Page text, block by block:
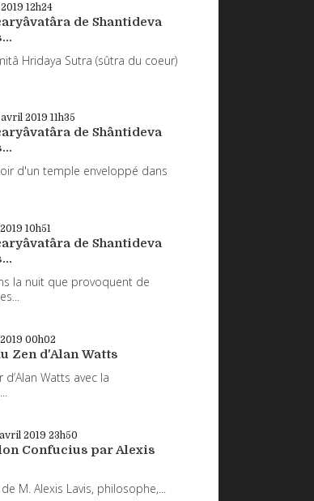
12h24
de Shantideva
Hridaya Sutra (sûtra du coeur)
avril 2019 11h35
de Shântideva
d'un temple enveloppé dans
10h51
de Shantideva
la nuit que provoquent de
00h02
Zen d'Alan Watts
d’Alan Watts avec la
avril 2019 23h50
Confucius par Alexis
M. Alexis Lavis, philosophe,...